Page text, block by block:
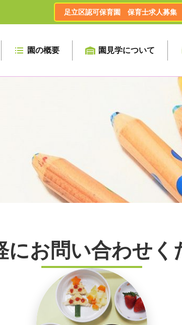
足立区認可保育園 保育士求人募集
園の概要 園見学について
にお問い合わせく